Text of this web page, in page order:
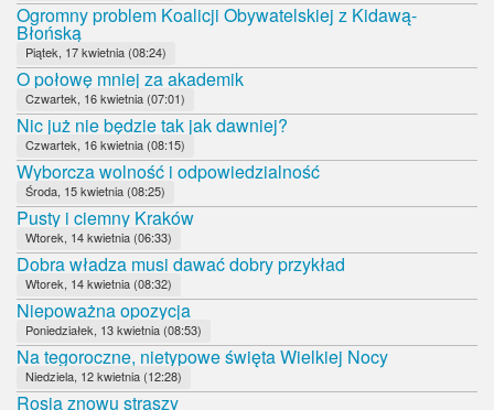
Ogromny problem Koalicji Obywatelskiej z Kidawą-
Błońską
Piątek, 17 kwietnia (08:24)
O połowę mniej za akademik
Czwartek, 16 kwietnia (07:01)
Nic już nie będzie tak jak dawniej?
Czwartek, 16 kwietnia (08:15)
Wyborcza wolność i odpowiedzialność
Środa, 15 kwietnia (08:25)
Pusty i ciemny Kraków
Wtorek, 14 kwietnia (06:33)
Dobra władza musi dawać dobry przykład
Wtorek, 14 kwietnia (08:32)
Niepoważna opozycja
Poniedziałek, 13 kwietnia (08:53)
Na tegoroczne, nietypowe święta Wielkiej Nocy
Niedziela, 12 kwietnia (12:28)
Rosja znowu straszy